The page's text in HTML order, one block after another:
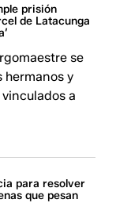
prisión
de Latacunga
se
hermanos y
a
para resolver
que pesan